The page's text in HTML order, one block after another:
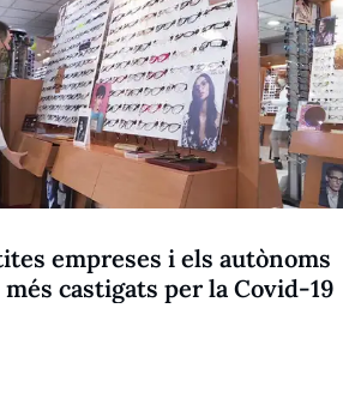
empreses i els autònoms
més castigats per la Covid-19